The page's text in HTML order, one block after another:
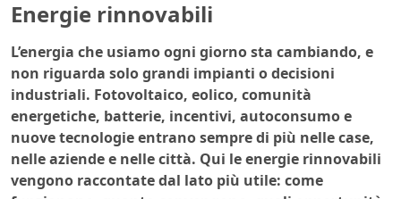
Energie rinnovabili
L’energia che usiamo ogni giorno sta cambiando, e
non riguarda solo grandi impianti o decisioni
industriali. Fotovoltaico, eolico, comunità
energetiche, batterie, incentivi, autoconsumo e
nuove tecnologie entrano sempre di più nelle case,
nelle aziende e nelle città. Qui le energie rinnovabili
vengono raccontate dal lato più utile: come